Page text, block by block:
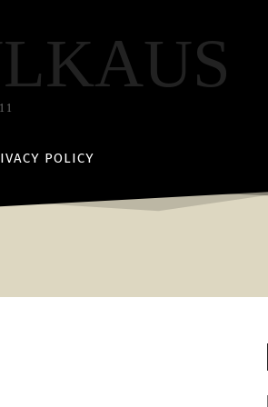
POLICY